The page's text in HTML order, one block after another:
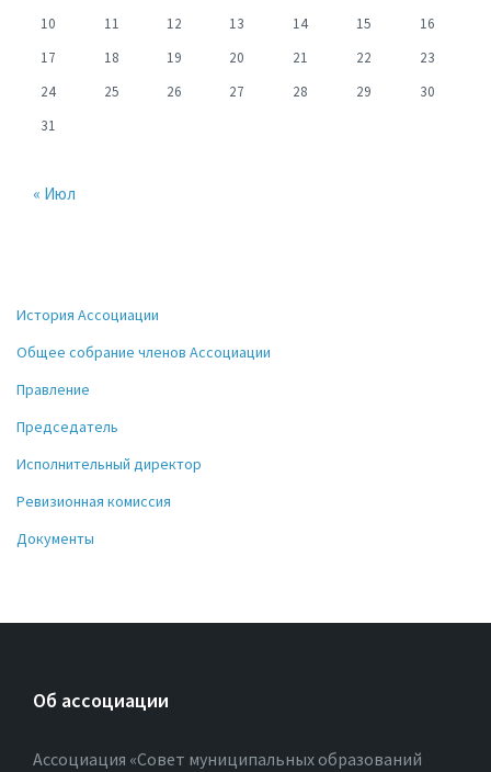
10
11 12 13 14 15
16
17
18 19 20 21 22
23
24
25 26 27 28 29
30
31
« Июл
История Ассоциации
Общее собрание членов Ассоциации
Правление
Председатель
Исполнительный директор
Ревизионная комиссия
Документы
Об ассоциации
Ассоциация «Совет муниципальных образований